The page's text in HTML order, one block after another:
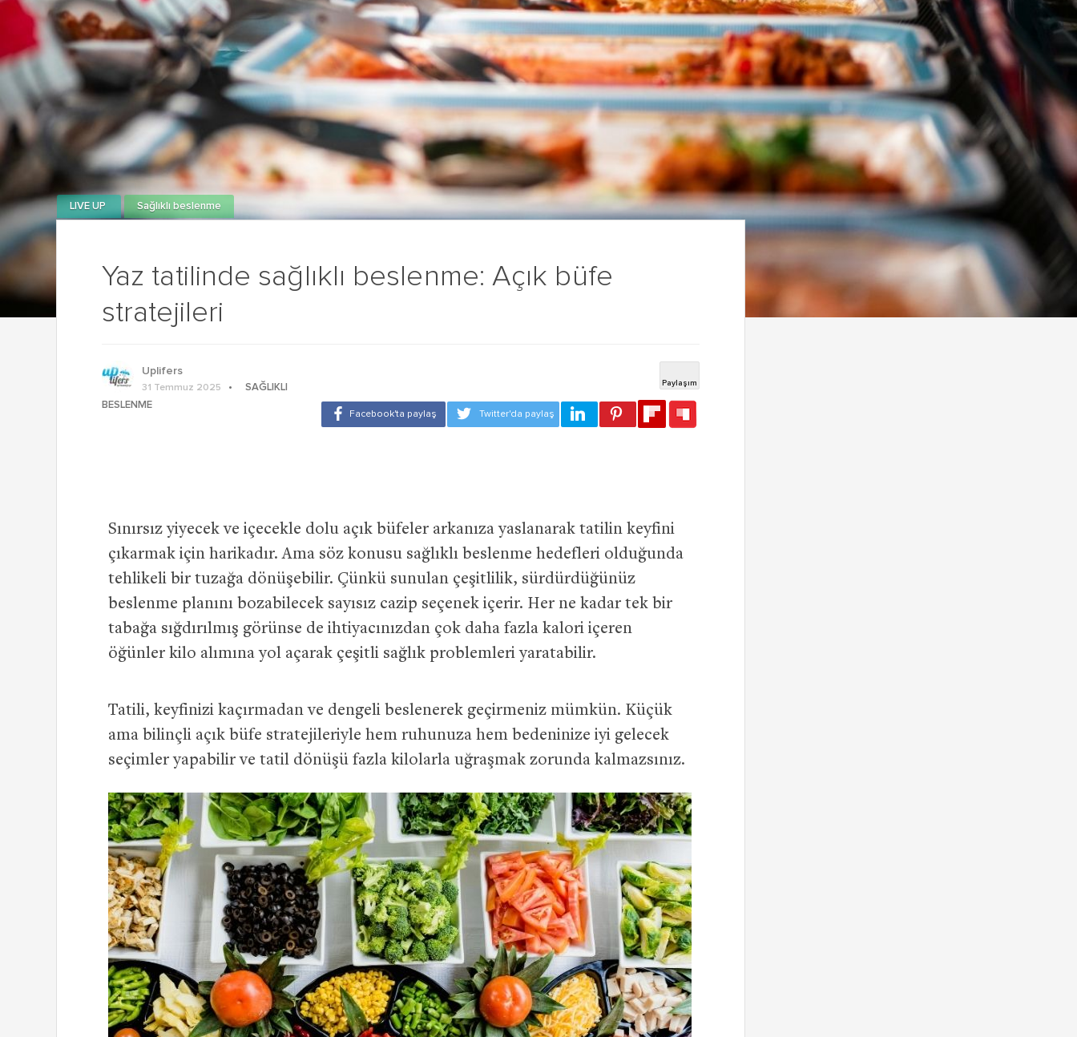
Yaz tatilinde sağlıklı beslenme: Açık büfe
stratejileri
LIVE UP Sağlıklı beslenme
Uplifers
31 Temmuz 2025
SAĞLIKLI
BESLENME
Sınırsız yiyecek ve içecekle dolu açık büfeler arkanıza yaslanarak tatilin keyfini
çıkarmak için harikadır. Ama söz konusu sağlıklı beslenme hedefleri olduğunda
tehlikeli bir tuzağa dönüşebilir. Çünkü sunulan çeşitlilik, sürdürdüğünüz
beslenme planını bozabilecek sayısız cazip seçenek içerir. Her ne kadar tek bir
tabağa sığdırılmış görünse de ihtiyacınızdan çok daha fazla kalori içeren
öğünler kilo alımına yol açarak çeşitli sağlık problemleri yaratabilir.
Tatili, keyfinizi kaçırmadan ve dengeli beslenerek geçirmeniz mümkün. Küçük
ama bilinçli açık büfe stratejileriyle hem ruhunuza hem bedeninize iyi gelecek
seçimler yapabilir ve tatil dönüşü fazla kilolarla uğraşmak zorunda kalmazsınız.